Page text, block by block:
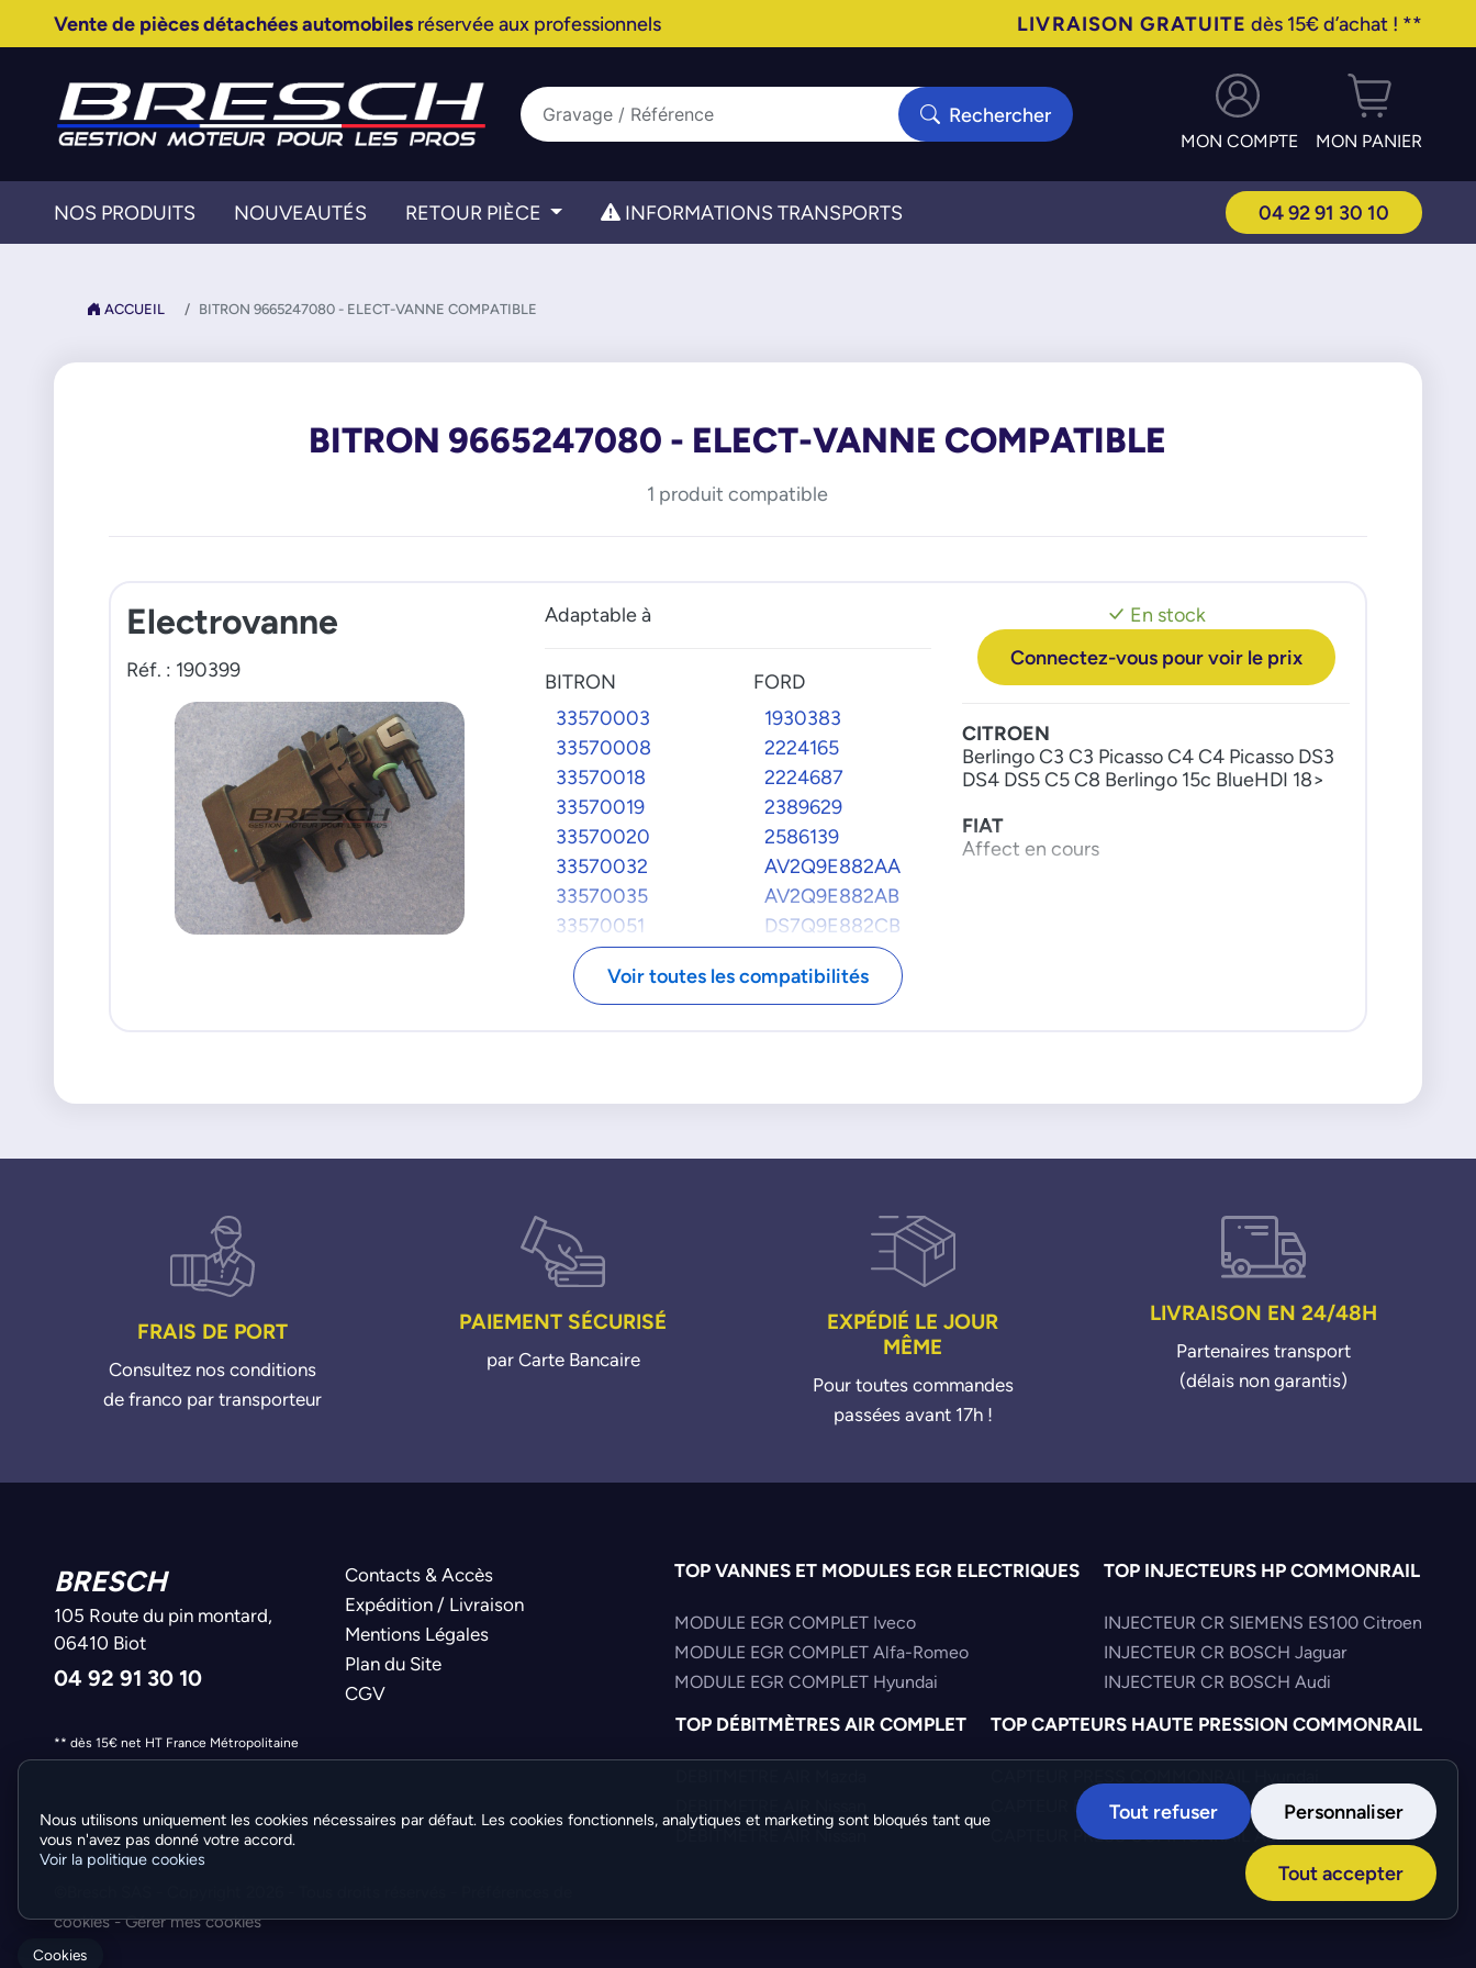
Vente de pièces détachées automobilesréservée aux professionnels LIVRAISON GRATUITE dès 15€ d’achat ! **
Rechercher
MON COMPTE MON PANIER
NOS PRODUITS NOUVEAUTÉS RETOUR PIÈCE INFORMATIONS TRANSPORTS 04 92 91 30 10
ACCUEIL BITRON 9665247080 - ELECT-VANNE COMPATIBLE
BITRON 9665247080 - ELECT-VANNE COMPATIBLE
1 produit compatible
Electrovanne
Réf. : 190399
Adaptable à
BITRON
33570003
33570008
33570018
33570019
33570020
33570032
33570035
33570051
33572019
33572051
FORD
1930383
2224165
2224687
2389629
2586139
AV2Q9E882AA
AV2Q9E882AB
DS7Q9E882CB
H6BG9F490CA
H6BG9S468AB
00001618QH
00001618QQ
1618QQ
9626040080
9674084680
9810400480
9813483580
Voir toutes les compatibilités
En stock
Connectez-vous pour voir le prix
CITROEN
Berlingo C3 C3 Picasso C4 C4 Picasso DS3
DS4 DS5 C5 C8 Berlingo 15c BlueHDI 18>
FIAT
Affect en cours
FRAIS DE PORT
Consultez nos conditions
de franco par transporteur
PAIEMENT SÉCURISÉ
par Carte Bancaire
EXPÉDIÉ LE JOUR
MÊME
Pour toutes commandes
passées avant 17h !
LIVRAISON EN 24/48H
Partenaires transport
(délais non garantis)
BRESCH
105 Route du pin montard,
06410 Biot
04 92 91 30 10
Contacts & Accès
Expédition / Livraison
Mentions Légales
Plan du Site
CGV
** dès 15€ net HT France Métropolitaine
TOP VANNES ET MODULES EGR ELECTRIQUES
MODULE EGR COMPLET Iveco
MODULE EGR COMPLET Alfa-Romeo
MODULE EGR COMPLET Hyundai
TOP INJECTEURS HP COMMONRAIL
INJECTEUR CR SIEMENS ES100 Citroen
INJECTEUR CR BOSCH Jaguar
INJECTEUR CR BOSCH Audi
TOP DÉBITMÈTRES AIR COMPLET
DEBITMETRE AIR Nissan
TOP CAPTEURS HAUTE PRESSION COMMONRAIL
CAPTEUR PRESS COMMONRAIL Volkswagen
CAPTEUR PRESS COMMONRAIL Audi
cookies-Gérer mes cookies
Création :
Cookies
Nous utilisons uniquement les cookies nécessaires par défaut. Les cookies fonctionnels, analytiques et marketing sont bloqués tant que
vous n'avez pas donné votre accord.
Voir la politique cookies
Tout refuser Personnaliser
Tout accepter